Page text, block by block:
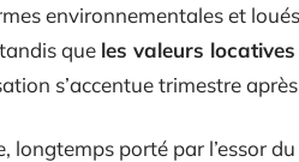
environnementales et
que les valeurs
s’accentue trimestre
longtemps porté par l’essor